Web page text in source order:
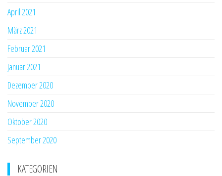
April 2021
März 2021
Februar 2021
Januar 2021
Dezember 2020
November 2020
Oktober 2020
September 2020
KATEGORIEN